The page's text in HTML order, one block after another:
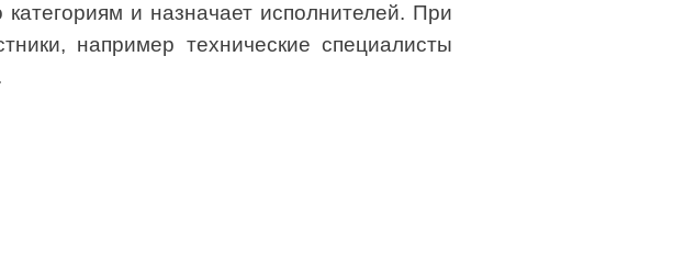
и назначает исполнителей. При
например технические специалисты